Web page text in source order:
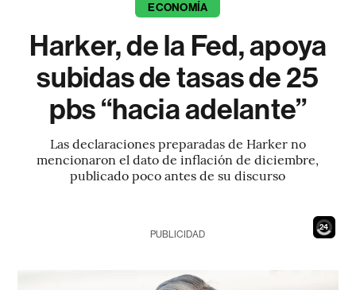
ECONOMÍA
Harker, de la Fed, apoya
subidas de tasas de 25
pbs “hacia adelante”
Las declaraciones preparadas de Harker no
mencionaron el dato de inflación de diciembre,
publicado poco antes de su discurso
22
PUBLICIDAD